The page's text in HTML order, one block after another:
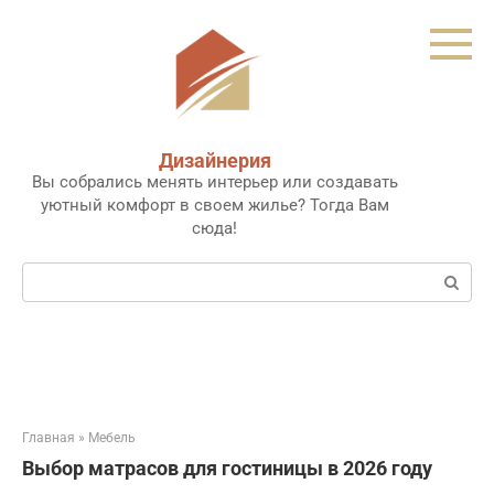
Дизайнерия
Вы собрались менять интерьер или создавать
уютный комфорт в своем жилье? Тогда Вам
сюда!
Поиск:
Главная » Мебель
Выбор матрасов для гостиницы в 2026 году